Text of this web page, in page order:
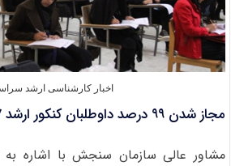
اخبار کارشناسی ارشد
مجاز شدن ۹۹ درصد داوطلبان کنکور ارشد ۹۷
مشاور عالی سازمان سنجش با اشاره به